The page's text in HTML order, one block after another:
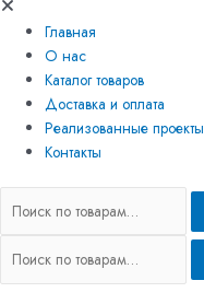
Главная
О нас
Каталог товаров
Доставка и оплата
Реализованные проекты
Контакты